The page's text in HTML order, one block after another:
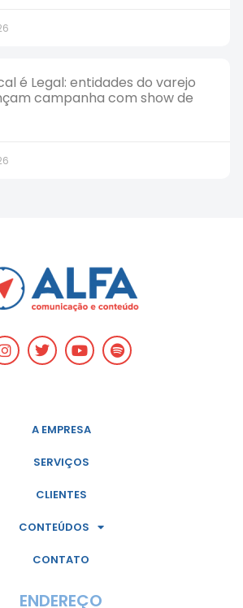
é Legal: entidades do varejo
campanha com show de
A EMPRESA
SERVIÇOS
CLIENTES
CONTEÚDOS
CONTATO
ENDEREÇO